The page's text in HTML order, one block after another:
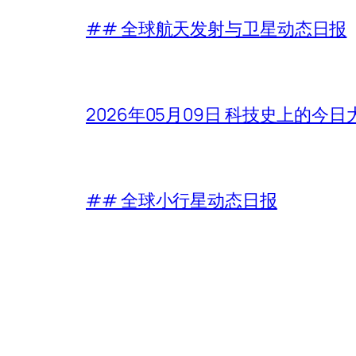
## 全球航天发射与卫星动态日报
2026年05月09日 科技史上的今日
## 全球小行星动态日报